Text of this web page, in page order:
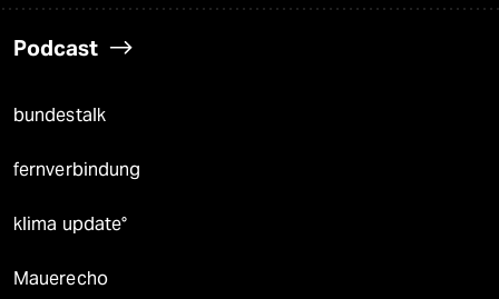
Podcast
bundestalk
fernverbindung
klima update°
Mauerecho